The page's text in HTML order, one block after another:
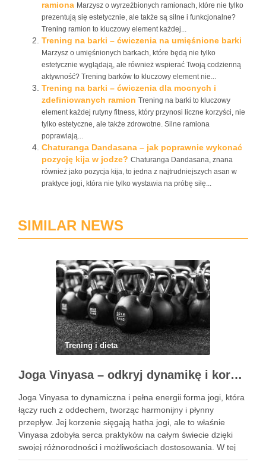
ramiona Marzysz o wyrzeźbionych ramionach, które nie tylko
prezentują się estetycznie, ale także są silne i funkcjonalne?
Trening ramion to kluczowy element każdej...
Trening na barki – ćwiczenia na umięśnione barki
Marzysz o umięśnionych barkach, które będą nie tylko
estetycznie wyglądają, ale również wspierać Twoją codzienną
aktywność? Trening barków to kluczowy element nie...
Trening na barki – ćwiczenia dla mocnych i
zdefiniowanych ramion Trening na barki to kluczowy
element każdej rutyny fitness, który przynosi liczne korzyści, nie
tylko estetyczne, ale także zdrowotne. Silne ramiona
poprawiają...
Chaturanga Dandasana – jak poprawnie wykonać
pozycję kija w jodze? Chaturanga Dandasana, znana
również jako pozycja kija, to jedna z najtrudniejszych asan w
praktyce jogi, która nie tylko wystawia na próbę siłę...
SIMILAR NEWS
Trening i dieta
Joga Vinyasa – odkryj dynamikę i korzyści tej praktyki
Joga Vinyasa to dynamiczna i pełna energii forma jogi, która
łączy ruch z oddechem, tworząc harmonijny i płynny
przepływ. Jej korzenie sięgają hatha jogi, ale to właśnie
Vinyasa zdobyła serca praktyków na całym świecie dzięki
swojej różnorodności i możliwościach dostosowania. W tej
praktyce każdy ruch jest zsynchronizowany z oddechem, co